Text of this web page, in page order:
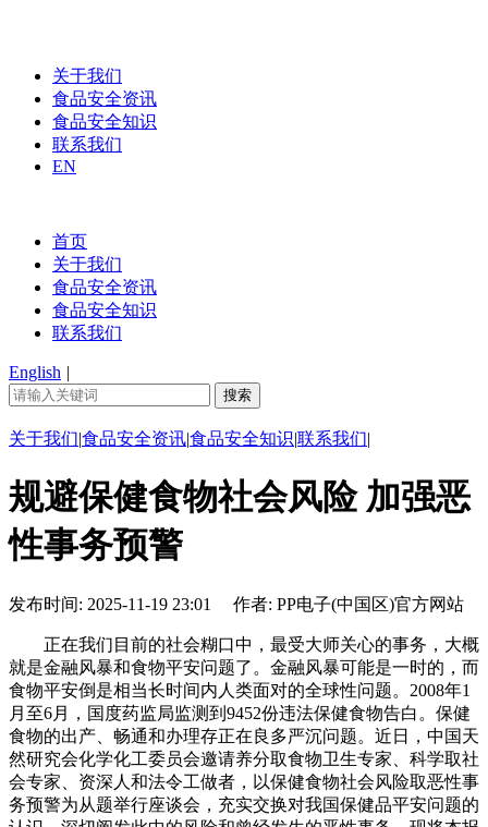
关于我们
食品安全资讯
食品安全知识
联系我们
EN
首页
关于我们
食品安全资讯
食品安全知识
联系我们
English |
关于我们|食品安全资讯|食品安全知识|联系我们|
规避保健食物社会风险 加强恶
性事务预警
发布时间: 2025-11-19 23:01 作者: PP电子(中国区)官方网站
正在我们目前的社会糊口中，最受大师关心的事务，大概
就是金融风暴和食物平安问题了。金融风暴可能是一时的，而
食物平安倒是相当长时间内人类面对的全球性问题。2008年1
月至6月，国度药监局监测到9452份违法保健食物告白。保健
食物的出产、畅通和办理存正在良多严沉问题。近日，中国天
然研究会化学化工委员会邀请养分取食物卫生专家、科学取社
会专家、资深人和法令工做者，以保健食物社会风险取恶性事
务预警为从题举行座谈会，充实交换对我国保健品平安问题的